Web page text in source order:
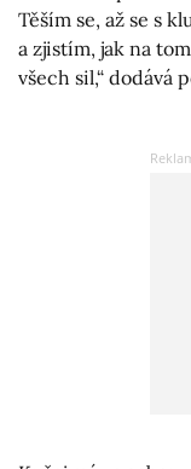
Těším se, až se s
a zjistím, jak na
všech sil,“ dodává